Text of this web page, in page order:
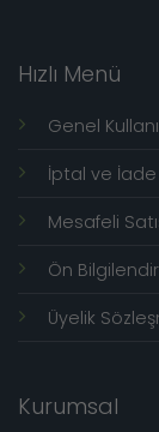
Hızlı Menü
Genel
İptal ve
Mesafeli
Ön
Üyelik
Kurumsal